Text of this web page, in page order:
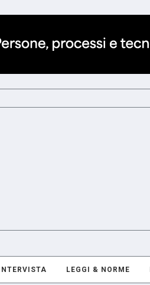
LEGGI & NORME